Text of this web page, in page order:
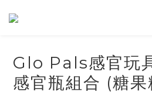
Glo Pals感官玩
感官瓶組合 (糖果